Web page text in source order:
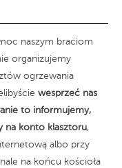
naszym braciom
organizujemy
ogrzewania
wesprzeć nas
to informujemy,
na konto klasztoru,
albo przy
na końcu kościoła